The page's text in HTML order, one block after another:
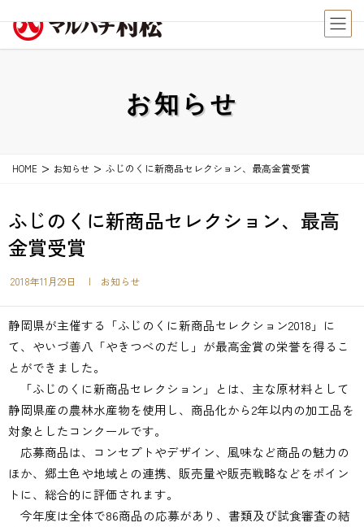
お知らせ
HOME お知らせ ふじのくに新商品セレクション、最高金賞受賞
ふじのくに新商品セレクション、最高
金賞受賞
2018年11月29日 | お知らせ
静岡県が主催する「ふじのくに新商品セレクション2018」に
て、やいづ善八「やきつべのだし」が最高金賞の栄誉を得るこ
とができました。
「ふじのくに新商品セレクション」とは、主な原材料として
静岡県産の農林水産物を使用し、商品化から2年以内の加工品を
対象としたコンクールです。
応募商品は、コンセプトやデザイン、風味など商品の魅力の
ほか、郷土色や地域との連携、販売量や販売戦略などをポイン
トに、総合的に評価されます。
今年度は全体で86商品の応募があり、書類及び試食審査の結